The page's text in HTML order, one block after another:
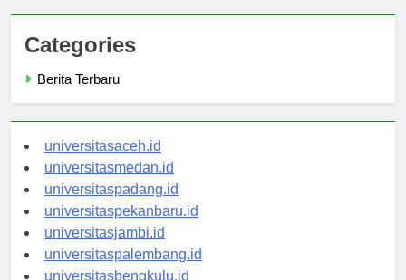
Categories
universitasaceh.id
universitasmedan.id
universitaspadang.id
universitaspekanbaru.id
universitasjambi.id
universitaspalembang.id